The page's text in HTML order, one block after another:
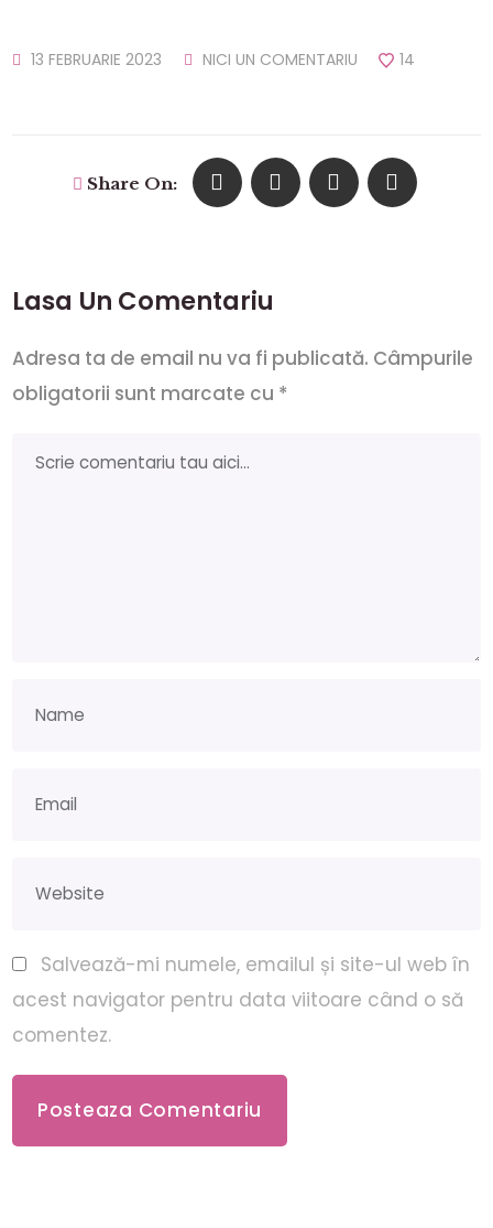
13 FEBRUARIE 2023 NICI UN COMENTARIU 14
Share On:
Lasa Un Comentariu
Adresa ta de email nu va fi publicată. Câmpurile
obligatorii sunt marcate cu *
Salvează-mi numele, emailul și site-ul web în
acest navigator pentru data viitoare când o să
comentez.